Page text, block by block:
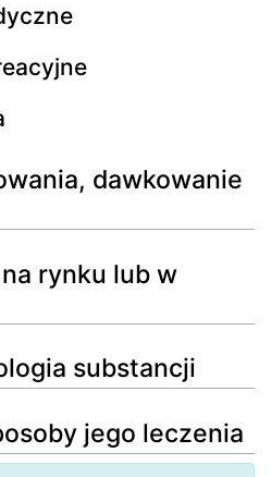
dawkowanie
rynku lub w
substancji
jego leczenia